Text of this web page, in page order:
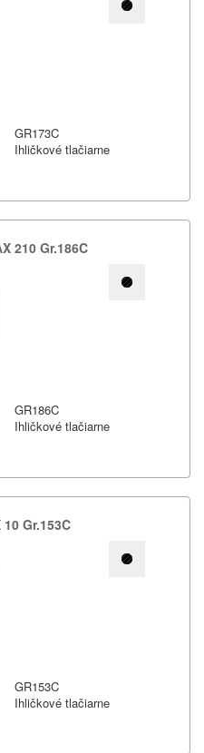
GR173C
Ihličkové tlačiarne
210 Gr.​186C
GR186C
Ihličkové tlačiarne
Gr.​153C
GR153C
Ihličkové tlačiarne